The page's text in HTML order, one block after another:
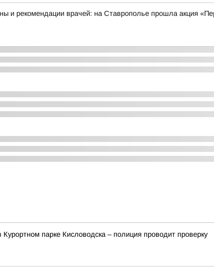
и рекомендации врачей: на Ставрополье прошла акция
парке Кисловодска – полиция проводит проверку